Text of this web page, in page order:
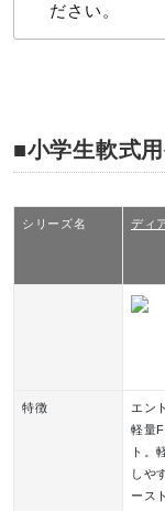
ださい。
■小学生軟式
シリーズ名 ディ
特徴
エン
軽量
ト。
しや
ース